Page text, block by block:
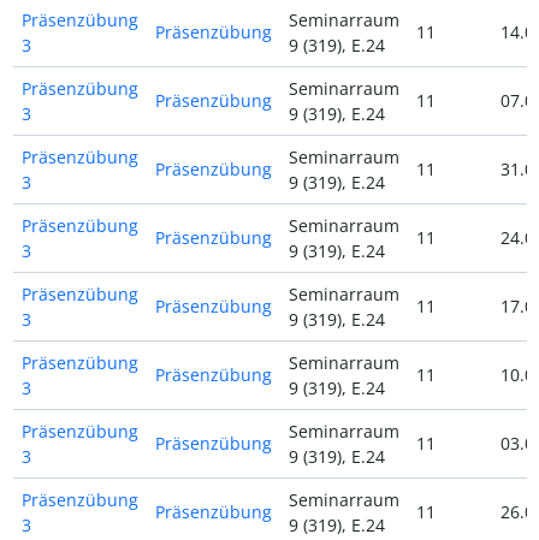
Präsenzübung
3
Präsenzübung
Seminarraum
9 (319), E.24
11
Präsenzübung
3
Präsenzübung
Seminarraum
9 (319), E.24
11
Präsenzübung
3
Präsenzübung
Seminarraum
9 (319), E.24
11
Präsenzübung
3
Präsenzübung
Seminarraum
9 (319), E.24
11
Präsenzübung
3
Präsenzübung
Seminarraum
9 (319), E.24
11
Präsenzübung
3
Präsenzübung
Seminarraum
9 (319), E.24
11
Präsenzübung
3
Präsenzübung
Seminarraum
9 (319), E.24
11
Präsenzübung
3
Präsenzübung
Seminarraum
9 (319), E.24
11